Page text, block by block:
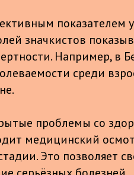
показателем
значкистов
Например, в
среди
проблемы со
медицинский
Это позволяет